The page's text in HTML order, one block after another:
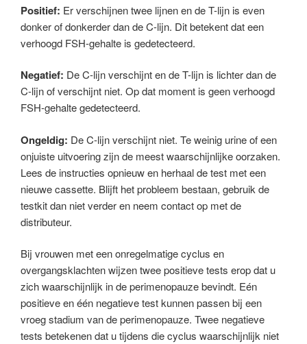
Positief: Er verschijnen twee lijnen en de T-lijn is even
donker of donkerder dan de C-lijn. Dit betekent dat een
verhoogd FSH-gehalte is gedetecteerd.
Negatief: De C-lijn verschijnt en de T-lijn is lichter dan de
C-lijn of verschijnt niet. Op dat moment is geen verhoogd
FSH-gehalte gedetecteerd.
Ongeldig: De C-lijn verschijnt niet. Te weinig urine of een
onjuiste uitvoering zijn de meest waarschijnlijke oorzaken.
Lees de instructies opnieuw en herhaal de test met een
nieuwe cassette. Blijft het probleem bestaan, gebruik de
testkit dan niet verder en neem contact op met de
distributeur.
Bij vrouwen met een onregelmatige cyclus en
overgangsklachten wijzen twee positieve tests erop dat u
zich waarschijnlijk in de perimenopauze bevindt. Eén
positieve en één negatieve test kunnen passen bij een
vroeg stadium van de perimenopauze. Twee negatieve
tests betekenen dat u tijdens die cyclus waarschijnlijk niet